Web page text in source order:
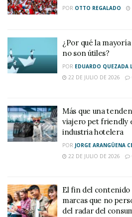
POR OTTO REGALADO
¿Por qué la
no son útiles?
POR EDUARDO QUEZADA
22 DE JULIO DE 2026
Más que una
viajero pet friendly
industria hotelera
POR JORGE ARANGÜENA
22 DE JULIO DE 2026
El fin del contenido
marcas que no
del radar del